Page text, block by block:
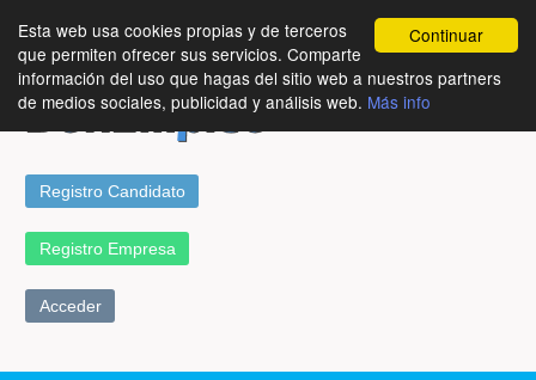
Continuar
Esta web usa cookies propias y de terceros
que permiten ofrecer sus servicios. Comparte
información del uso que hagas del sitio web a nuestros partners
de medios sociales, publicidad y análisis web. Más info
Registro Candidato
Registro Empresa
Acceder